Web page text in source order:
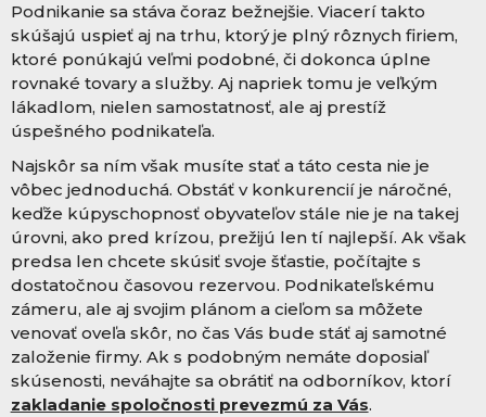
Podnikanie sa stáva čoraz bežnejšie. Viacerí takto
skúšajú uspieť aj na trhu, ktorý je plný rôznych firiem,
ktoré ponúkajú veľmi podobné, či dokonca úplne
rovnaké tovary a služby. Aj napriek tomu je veľkým
lákadlom, nielen samostatnosť, ale aj prestíž
úspešného podnikateľa.
Najskôr sa ním však musíte stať a táto cesta nie je
vôbec jednoduchá. Obstáť v konkurencií je náročné,
keďže kúpyschopnosť obyvateľov stále nie je na takej
úrovni, ako pred krízou, prežijú len tí najlepší. Ak však
predsa len chcete skúsiť svoje šťastie, počítajte s
dostatočnou časovou rezervou. Podnikateľskému
zámeru, ale aj svojim plánom a cieľom sa môžete
venovať oveľa skôr, no čas Vás bude stáť aj samotné
založenie firmy. Ak s podobným nemáte doposiaľ
skúsenosti, neváhajte sa obrátiť na odborníkov, ktorí
zakladanie spoločnosti prevezmú za Vás.